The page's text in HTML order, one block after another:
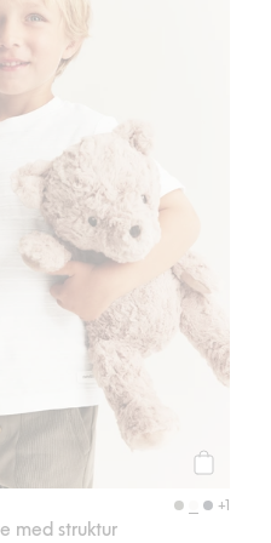
+1
med struktur